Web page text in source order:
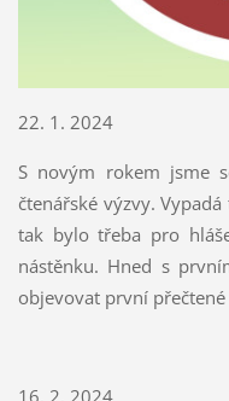
22. 1. 2024
S novým rokem jsme
čtenářské výzvy.
tak bylo třeba pro
nástěnku. Hned s
objevovat první přečtené
16. 2. 2024